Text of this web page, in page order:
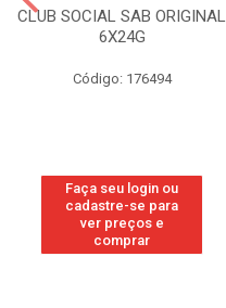
CLUB SOCIAL SAB ORIGINAL
6X24G
Código: 176494
Faça seu login ou
cadastre-se para
ver preços e
comprar